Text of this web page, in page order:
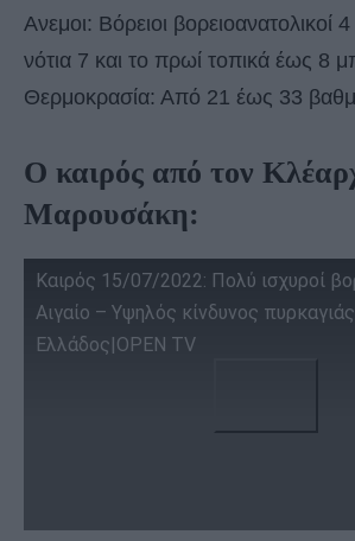
Ανεμοι: Βόρειοι βορειοανατολικοί
νότια 7 και το πρωί τοπικά έως 8
Θερμοκρασία: Από 21 έως 33
Ο καιρός από τον
Μαρουσάκη:
Καιρός 15/07/2022: Πολύ ισχυροί
Αιγαίο – Υψηλός κίνδυνος
Ελλάδος|OPEN TV